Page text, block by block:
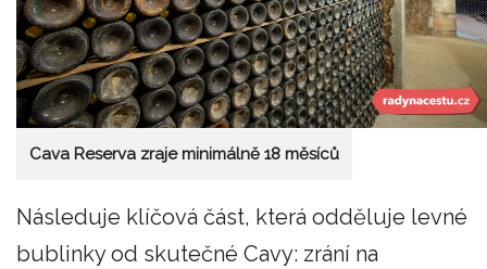
Cava Reserva zraje minimálně 18 měsíců
Následuje klíčová část, která odděluje levné
bublinky od skutečné Cavy: zrání na